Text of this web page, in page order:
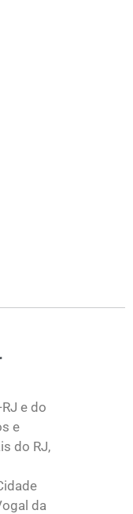
e do
e
do RJ,
da